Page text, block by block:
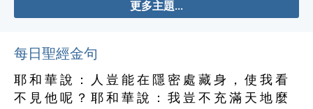
更多主題...
每日聖經金句
耶 和 華 說 ： 人 豈 能 在 隱 密 處 藏 身 ， 使 我 看
不 見 他 呢 ？ 耶 和 華 說 ： 我 豈 不 充 滿 天 地 麼